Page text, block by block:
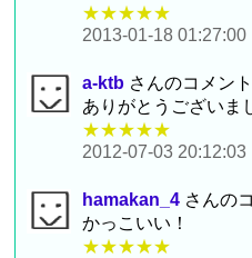
★★★★★
2013-01-18 01:27:00
a-ktb さんのコメント
ありがとうございま
★★★★★
2012-07-03 20:12:03
hamakan_4 さんの
かっこいい！
★★★★★